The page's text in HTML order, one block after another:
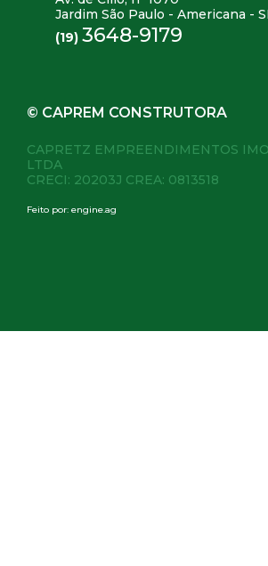
Jardim São Paulo - Americana -
(19) 3648-9179
© CAPREM CONSTRUTORA
CAPRETZ EMPREENDIMENTOS
LTDA
CRECI: 20203J CREA: 0813518
Feito por: engine.ag